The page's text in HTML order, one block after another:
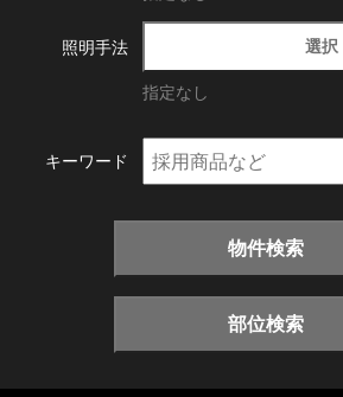
照明手法 選択
指定なし
キーワード
物件検索
部位検索